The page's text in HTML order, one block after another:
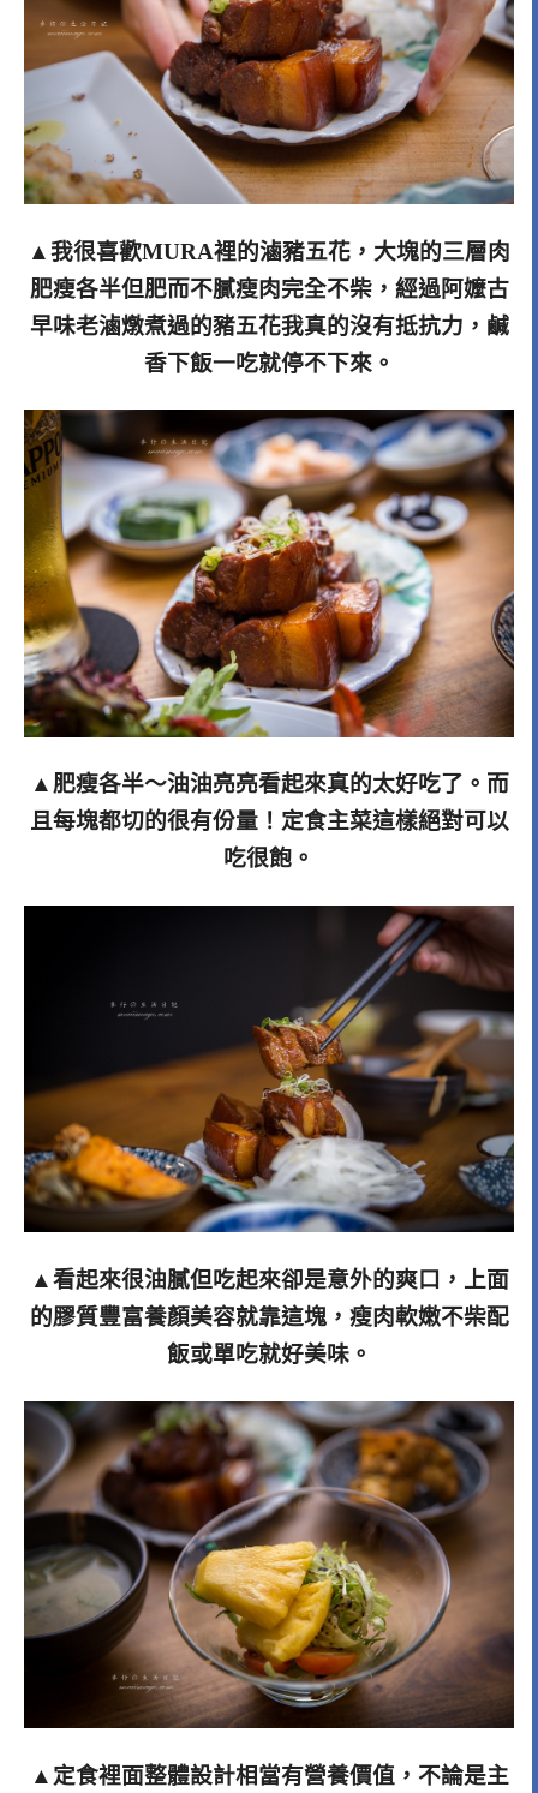
▲我很喜歡MURA裡的滷豬五花，大塊的三層肉
肥瘦各半但肥而不膩瘦肉完全不柴，經過阿嬤古
早味老滷燉煮過的豬五花我真的沒有抵抗力，鹹
香下飯一吃就停不下來。
▲肥瘦各半～油油亮亮看起來真的太好吃了。而
且每塊都切的很有份量！定食主菜這樣絕對可以
吃很飽。
▲看起來很油膩但吃起來卻是意外的爽口，上面
的膠質豐富養顏美容就靠這塊，瘦肉軟嫩不柴配
飯或單吃就好美味。
▲定食裡面整體設計相當有營養價值，不論是主